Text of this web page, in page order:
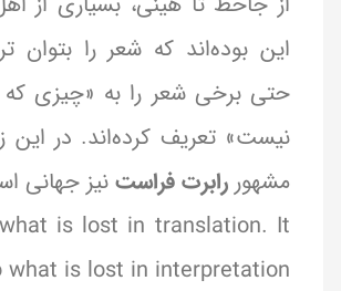
این بوده‌اند که شعر را بتوان
حتی برخی شعر را به «چیزی که
نیست» تعریف کرده‌اند. در این
مشهوررابرت فراستنیز جهانی
is lost in translation. It
what is lost in interpretation.